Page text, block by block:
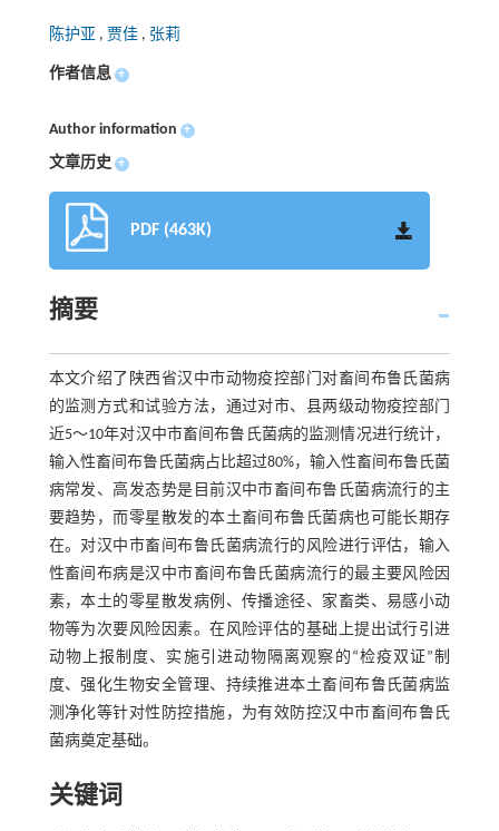
陈护亚 , 贾佳 , 张莉
作者信息 +
Author information +
文章历史 +
PDF (463K)
摘要
本文介绍了陕西省汉中市动物疫控部门对畜间布鲁氏菌病
的监测方式和试验方法，通过对市、县两级动物疫控部门
近5～10年对汉中市畜间布鲁氏菌病的监测情况进行统计，
输入性畜间布鲁氏菌病占比超过80%，输入性畜间布鲁氏菌
病常发、高发态势是目前汉中市畜间布鲁氏菌病流行的主
要趋势，而零星散发的本土畜间布鲁氏菌病也可能长期存
在。对汉中市畜间布鲁氏菌病流行的风险进行评估，输入
性畜间布病是汉中市畜间布鲁氏菌病流行的最主要风险因
素，本土的零星散发病例、传播途径、家畜类、易感小动
物等为次要风险因素。在风险评估的基础上提出试行引进
动物上报制度、实施引进动物隔离观察的“检疫双证”制
度、强化生物安全管理、持续推进本土畜间布鲁氏菌病监
测净化等针对性防控措施，为有效防控汉中市畜间布鲁氏
菌病奠定基础。
关键词